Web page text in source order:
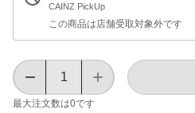
CAINZ PickUp
この商品は店舗受取対象外です
最大注文数は0です